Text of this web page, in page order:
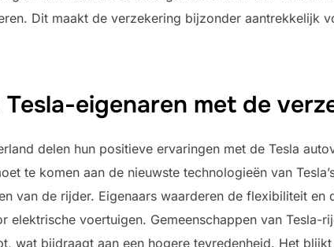
Dit maakt de verzekering bijzonder aantrekkelijk
eigenaren met de
delen hun positieve ervaringen met de Tesla
te komen aan de nieuwste technologieën van
van de rijder. Eigenaars waarderen de flexibiliteit en
elektrische voertuigen. Gemeenschappen van Tesla-
wat bijdraagt aan een hogere tevredenheid. Het